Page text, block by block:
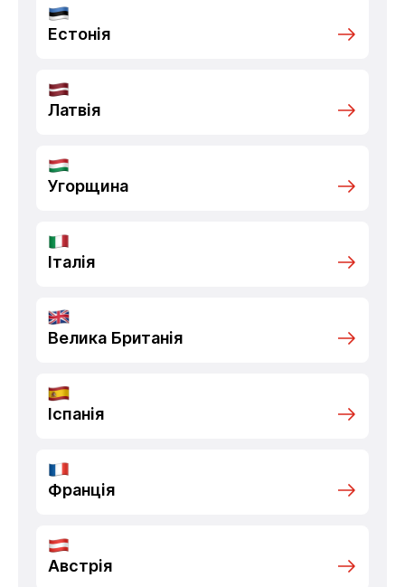
Естонія
Латвія
Угорщина
Італія
Велика Британія
Іспанія
Франція
Австрія